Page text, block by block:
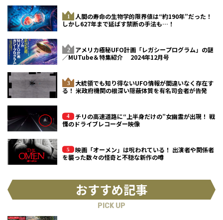
人間の寿命の生物学的限界値は“約190年”だった！
しかし627年まで延ばす禁断の手法も…！
アメリカ極秘UFO計画「レガシープログラム」の謎
／MUTube＆特集紹介 2024年12月号
大統領でも知り得ないUFO情報が間違いなく存在す
る！ 米政府機関の根深い隠蔽体質を有名司会者が告発
チリの高速道路に“上半身だけの”女幽霊が出現！ 戦
慄のドライブレコーダー映像
映画「オーメン」は呪われている！ 出演者や関係者
を襲った数々の怪奇と不穏な新作の噂
おすすめ記事
PICK UP